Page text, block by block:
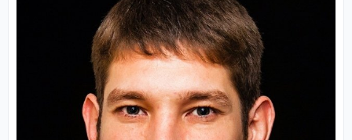
Организует и проведет ваше мероприятие на самом
высоком уровне!